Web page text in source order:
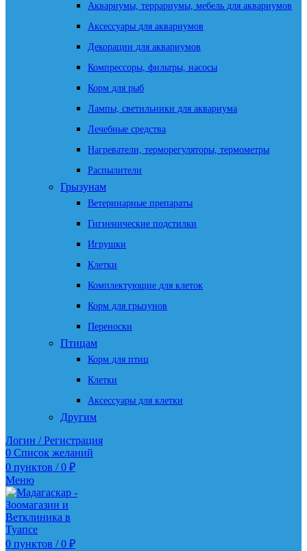
Аквариумы, террариумы, мебель для аквариумов
Аксессуары для аквариумов
Декорации для аквариумов
Компрессоры, фильтры, насосы
Корм для рыб
Лампы, светильники для аквариума
Лечебные средства
Нагреватели, терморегуляторы, термометры
Распылители
Грызунам
Ветеринарные препараты
Гигиенические подстилки
Игрушки
Клетки
Комплектующие для клеток
Корм для грызунов
Переноски
Птицам
Корм для птиц
Клетки
Аксессуары для клетки
Другим
Логин / Регистрация
0 Список желаний
0 пунктов / 0 ₽
Меню
0 пунктов / 0 ₽